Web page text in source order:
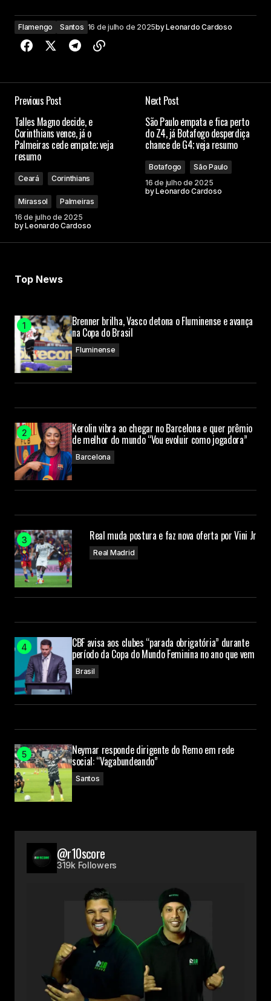
Flamengo Santos 16 de julho de 2025byLeonardo Cardoso
Previous Post
Talles Magno decide, e
Corinthians vence, já o
Palmeiras cede empate; veja
resumo
Ceará Corinthians
Mirassol
Palmeiras
16 de julho de 2025
byLeonardo Cardoso
Next Post
São Paulo empata e fica perto
do Z4, já Botafogo desperdiça
chance de G4; veja resumo
Botafogo
São Paulo
16 de julho de 2025
byLeonardo Cardoso
Top News
Brenner brilha, Vasco detona o Fluminense e avança
na Copa do Brasil
Fluminense
Kerolin vibra ao chegar no Barcelona e quer prêmio
de melhor do mundo “Vou evoluir como jogadora”
Barcelona
Real muda postura e faz nova oferta por Vini Jr
Real Madrid
CBF avisa aos clubes “parada obrigatória” durante
período da Copa do Mundo Feminina no ano que vem
Brasil
Neymar responde dirigente do Remo em rede
social: “Vagabundeando”
Santos
@r10score
319k Followers